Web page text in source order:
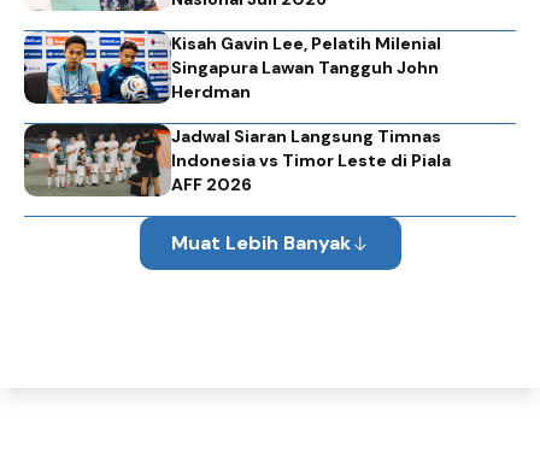
Kisah Gavin Lee, Pelatih Milenial
Singapura Lawan Tangguh John
Herdman
Jadwal Siaran Langsung Timnas
Indonesia vs Timor Leste di Piala
AFF 2026
Muat Lebih Banyak